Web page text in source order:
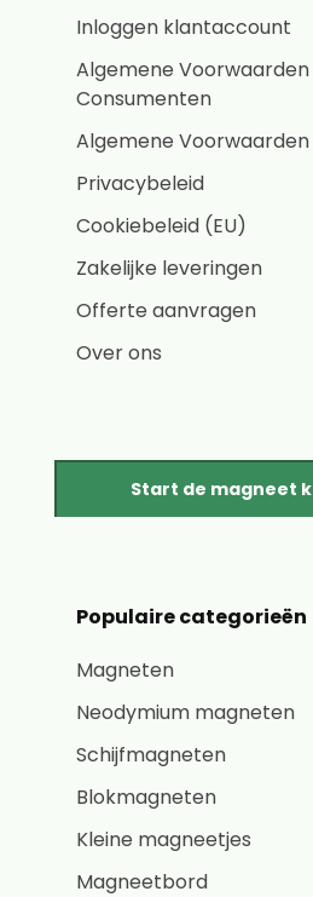
Inloggen klantaccount
Algemene Voorwaarden
Consumenten
Algemene Voorwaarden
Privacybeleid
Cookiebeleid (EU)
Zakelijke leveringen
Offerte aanvragen
Over ons
Start de magneet
Populaire categorieën
Magneten
Neodymium magneten
Schijfmagneten
Blokmagneten
Kleine magneetjes
Magneetbord